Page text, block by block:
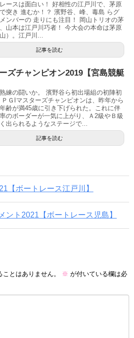
ースは面白い！ 好相性の江戸川で、茅原
突き 進むか！？ 濱野谷、峰、毒島 らグ
ンバーの 走りにも注目！ 岡山トリオの茅
山本は江戸川巧者！ 今大会の本命は茅原
）。江戸川...
記事を読む
ズチャンピオン2019【宮島競艇
練の闘いか。 濱野谷ら初出場組の初陣初
ＰＧIマスターズチャンピオンは、昨年から
齢が満45歳に引き下げられた。これに伴
のボーダーが一気に上がり、Ａ2級やＢ級
出られるようなステージで...
記事を読む
【ボートレース江戸川】
ント2021【ボートレース児島】
とはありません。 ※ が付いている欄は必